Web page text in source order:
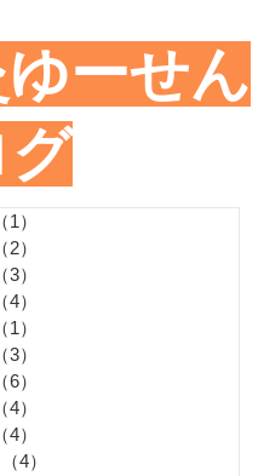
ーせん
グ
（1）
（2）
（3）
（4）
（1）
（3）
（6）
（4）
（4）
（4）